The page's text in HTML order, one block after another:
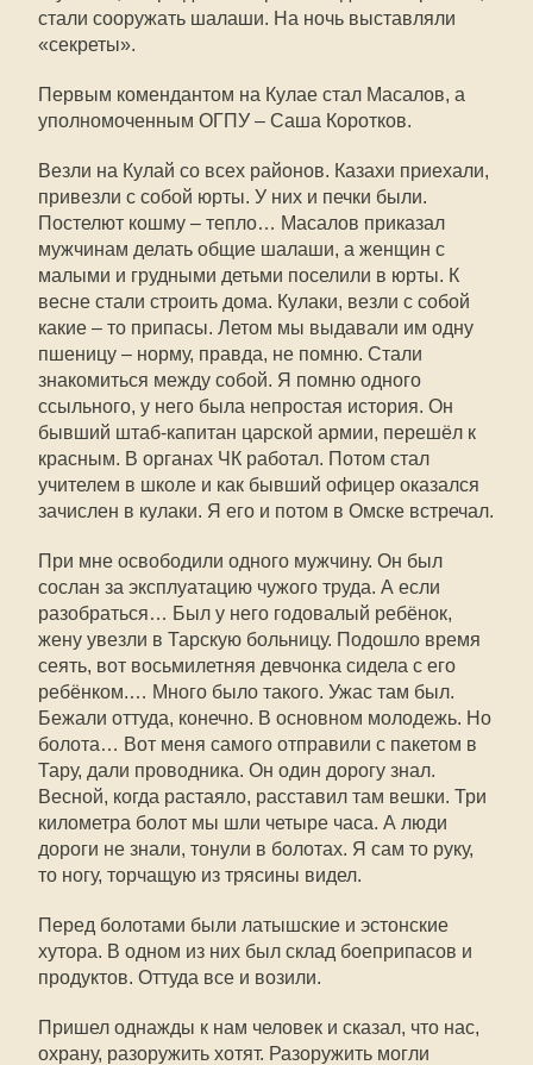
стали сооружать шалаши. На ночь выставляли
«секреты».
Первым комендантом на Кулае стал Масалов, а
уполномоченным ОГПУ – Саша Коротков.
Везли на Кулай со всех районов. Казахи приехали,
привезли с собой юрты. У них и печки были.
Постелют кошму – тепло… Масалов приказал
мужчинам делать общие шалаши, а женщин с
малыми и грудными детьми поселили в юрты. К
весне стали строить дома. Кулаки, везли с собой
какие – то припасы. Летом мы выдавали им одну
пшеницу – норму, правда, не помню. Стали
знакомиться между собой. Я помню одного
ссыльного, у него была непростая история. Он
бывший штаб-капитан царской армии, перешёл к
красным. В органах ЧК работал. Потом стал
учителем в школе и как бывший офицер оказался
зачислен в кулаки. Я его и потом в Омске встречал.
При мне освободили одного мужчину. Он был
сослан за эксплуатацию чужого труда. А если
разобраться… Был у него годовалый ребёнок,
жену увезли в Тарскую больницу. Подошло время
сеять, вот восьмилетняя девчонка сидела с его
ребёнком.… Много было такого. Ужас там был.
Бежали оттуда, конечно. В основном молодежь. Но
болота… Вот меня самого отправили с пакетом в
Тару, дали проводника. Он один дорогу знал.
Весной, когда растаяло, расставил там вешки. Три
километра болот мы шли четыре часа. А люди
дороги не знали, тонули в болотах. Я сам то руку,
то ногу, торчащую из трясины видел.
Перед болотами были латышские и эстонские
хутора. В одном из них был склад боеприпасов и
продуктов. Оттуда все и возили.
Пришел однажды к нам человек и сказал, что нас,
охрану, разоружить хотят. Разоружить могли